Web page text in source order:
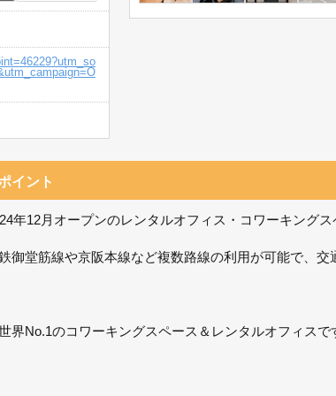
イント
12月オープンのレンタルオフィス・コワーキングス
堂筋線や京阪本線など複数路線の利用が可能で、交
No.1のコワーキングスペース＆レンタルオフィスで